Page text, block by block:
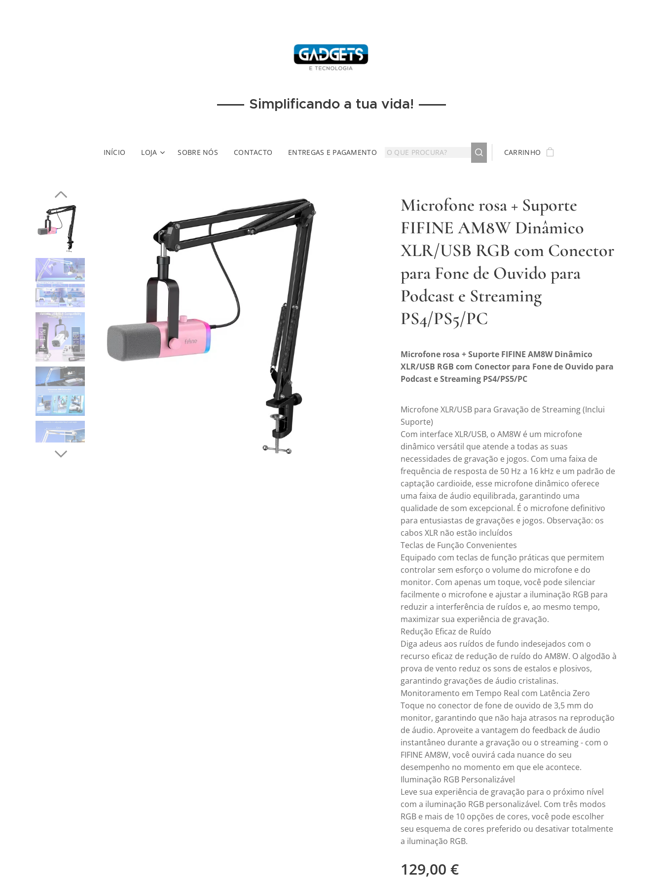
Simplificando a tua vida!
INÍCIO LOJA SOBRE NÓS CONTACTO ENTREGAS E PAGAMENTO CARRINHO
Microfone rosa + Suporte
FIFINE AM8W Dinâmico
XLR/USB RGB com Conector
para Fone de Ouvido para
Podcast e Streaming
PS4/PS5/PC
Microfone rosa + Suporte FIFINE AM8W Dinâmico
XLR/USB RGB com Conector para Fone de Ouvido para
Podcast e Streaming PS4/PS5/PC
Microfone XLR/USB para Gravação de Streaming (Inclui
Suporte)
Com interface XLR/USB, o AM8W é um microfone
dinâmico versátil que atende a todas as suas
necessidades de gravação e jogos. Com uma faixa de
frequência de resposta de 50 Hz a 16 kHz e um padrão de
captação cardioide, esse microfone dinâmico oferece
uma faixa de áudio equilibrada, garantindo uma
qualidade de som excepcional. É o microfone definitivo
para entusiastas de gravações e jogos. Observação: os
cabos XLR não estão incluídos
Teclas de Função Convenientes
Equipado com teclas de função práticas que permitem
controlar sem esforço o volume do microfone e do
monitor. Com apenas um toque, você pode silenciar
facilmente o microfone e ajustar a iluminação RGB para
reduzir a interferência de ruídos e, ao mesmo tempo,
maximizar sua experiência de gravação.
Redução Eficaz de Ruído
Diga adeus aos ruídos de fundo indesejados com o
recurso eficaz de redução de ruído do AM8W. O algodão à
prova de vento reduz os sons de estalos e plosivos,
garantindo gravações de áudio cristalinas.
Monitoramento em Tempo Real com Latência Zero
Toque no conector de fone de ouvido de 3,5 mm do
monitor, garantindo que não haja atrasos na reprodução
de áudio. Aproveite a vantagem do feedback de áudio
instantâneo durante a gravação ou o streaming - com o
FIFINE AM8W, você ouvirá cada nuance do seu
desempenho no momento em que ele acontece.
Iluminação RGB Personalizável
Leve sua experiência de gravação para o próximo nível
com a iluminação RGB personalizável. Com três modos
RGB e mais de 10 opções de cores, você pode escolher
seu esquema de cores preferido ou desativar totalmente
a iluminação RGB.
129,00 €